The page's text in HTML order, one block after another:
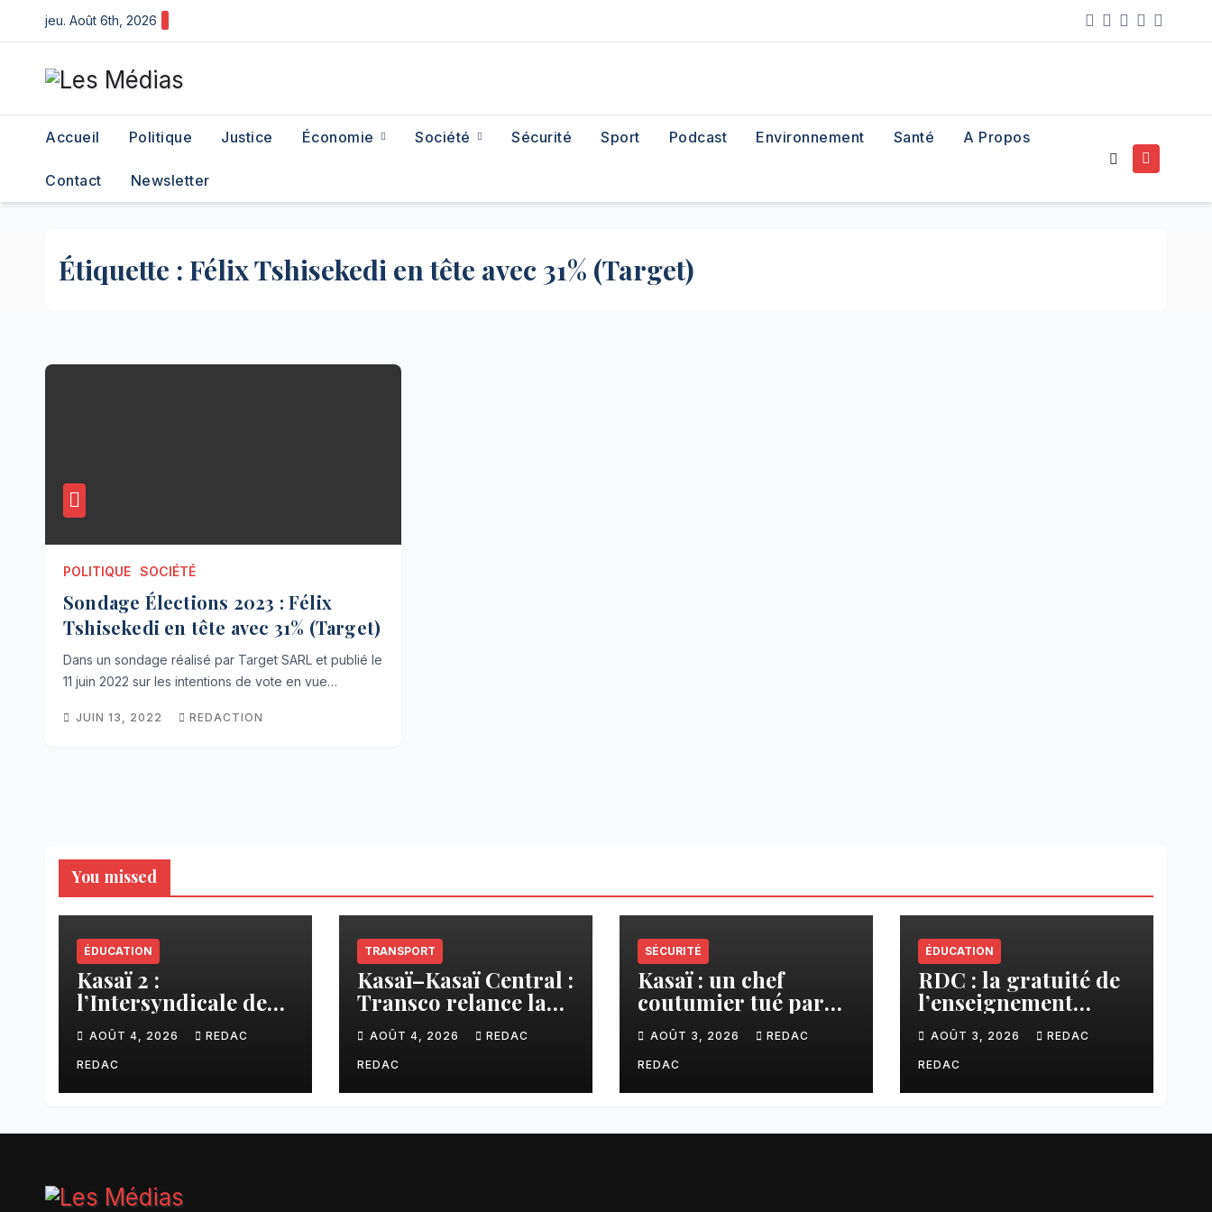
to
content
jeu. Août 6th, 2026
Accueil Politique Justice Économie Société Sécurité Sport Podcast Environnement Santé A Propos
Contact Newsletter
Étiquette : Félix Tshisekedi en tête avec 31% (Target)
POLITIQUE SOCIÉTÉ
Sondage Élections 2023 : Félix
Tshisekedi en tête avec 31% (Target)
Dans un sondage réalisé par Target SARL et publié le
11 juin 2022 sur les intentions de vote en vue…
JUIN 13, 2022 REDACTION
You missed
ÉDUCATION
Kasaï 2 :
l’Intersyndicale des
enseignants dénonce
une contribution
financière imposée
aux écoles de la
AOÛT 4, 2026 REDAC
REDAC
TRANSPORT
Kasaï–Kasaï Central :
Transco relance la
liaison Tshikapa–
Tshiamu pour
faciliter les échanges
AOÛT 4, 2026 REDAC
REDAC
SÉCURITÉ
Kasaï : un chef
coutumier tué par
balle par un policier
à Kamuesha, la
tension monte
AOÛT 3, 2026 REDAC
REDAC
ÉDUCATION
RDC : la gratuité de
l’enseignement
primaire, vision
phare du Président
Félix Tshisekedi
réaffirmée par une
Secrétaire général
AOÛT 3, 2026 REDAC
REDAC